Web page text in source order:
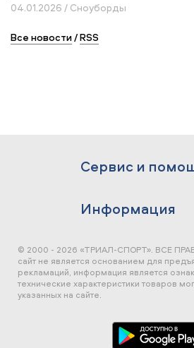
04.01.2026 / Сноуборды
Все новости/RSS
Сервис и
Информация
© 2000 - 2026 «ТРИАЛ-СПОРТ». ВСЕ
сайт не является основанием для
рекламаций, информация является
технические характеристики товаров
указанных на сайте.